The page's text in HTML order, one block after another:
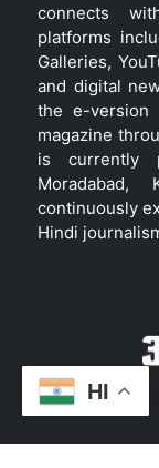
HI
connects
platforms
Galleries,
and digital
the e-version
magazine
is currently
Moradabad,
continuously
Hindi